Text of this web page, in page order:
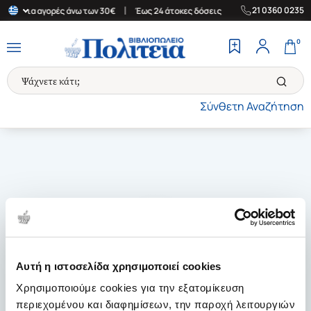
Αυτή η ιστοσελίδα χρησιμοποιεί cookies
Χρησιμοποιούμε cookies για την εξατομίκευση
περιεχομένου και διαφημίσεων, την παροχή λειτουργιών
για αγορές άνω των 30€ | Έως 24 άτοκες δόσεις | Δωρεάν
21 0360 0235
Σύνθετη Αναζήτηση
0